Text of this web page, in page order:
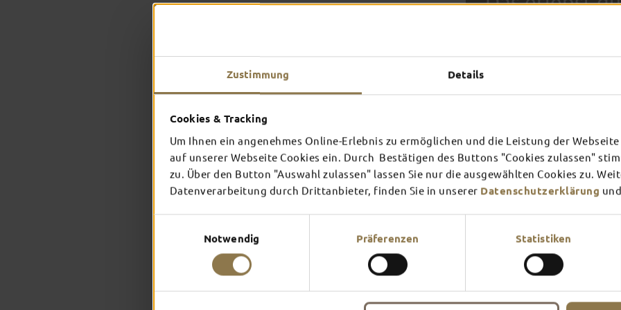
Zustimmung Details
Cookies & Tracking
Um Ihnen ein angenehmes Online-Erlebnis zu ermöglichen und die Leistung der
auf unserer Webseite Cookies ein. Durch Bestätigen des Buttons "Cookies zulassen"
zu. Über den Button "Auswahl zulassen" lassen Sie nur die ausgewählten Cookies zu.
Datenverarbeitung durch Drittanbieter, finden Sie in unserer Datenschutzerklärung
Notwendig Präferenzen Statistiken
THEATER
Mehr erfahren Mehr
FULDA AN
Inspiration ansehen
TOP-
In Fulda ist irgendwo immer
Theater – entdecke hier